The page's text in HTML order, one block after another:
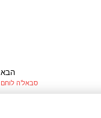
הבא
סבאל’ה לוחם